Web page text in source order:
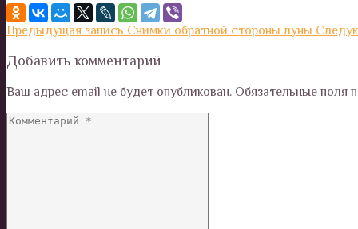
Предыдущая запись Снимки обратной стороны луны
Добавить комментарий
Ваш адрес email не будет опубликован. Обязательные поля